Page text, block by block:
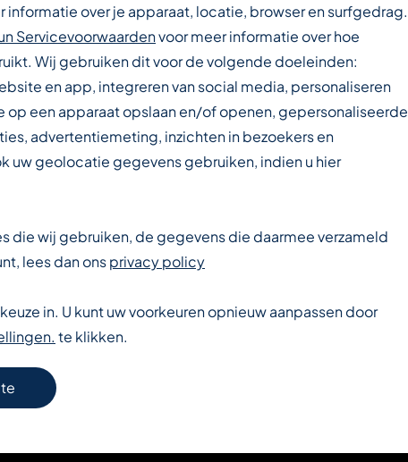
REX
over je apparaat, locatie, browser en surfgedrag.
Servicevoorwaardenvoor meer informatie over hoe
Wij gebruiken dit voor de volgende doeleinden:
en app, integreren van social media, personaliseren
op een apparaat opslaan en/of openen, gepersonaliseerde
advertentiemeting, inzichten in bezoekers en
uw geolocatie gegevens gebruiken, indien u hier
die wij gebruiken, de gegevens die daarmee verzameld
lees dan onsprivacy policy
in. U kunt uw voorkeuren opnieuw aanpassen door
te klikken.